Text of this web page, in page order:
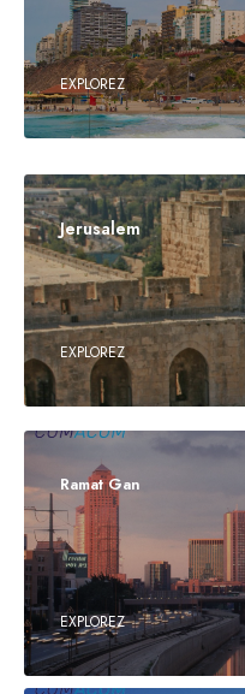
EXPLOREZ
Jerusalem
EXPLOREZ
Ramat Gan
EXPLOREZ